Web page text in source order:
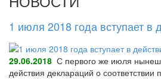
1 июля 2018 года вступает
29.06.2018 С первого же июля
действия деклараций о